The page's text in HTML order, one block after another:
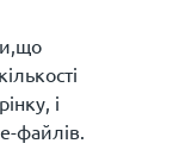
і
файлів.